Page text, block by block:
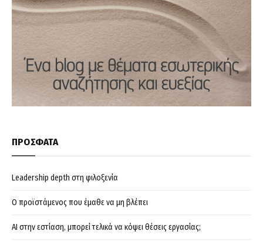
ΠΡΟΣΦΑΤΑ
Leadership depth στη φιλοξενία
Ο προϊστάμενος που έμαθε να μη βλέπει
AI στην εστίαση, μπορεί τελικά να κόψει θέσεις εργασίας;